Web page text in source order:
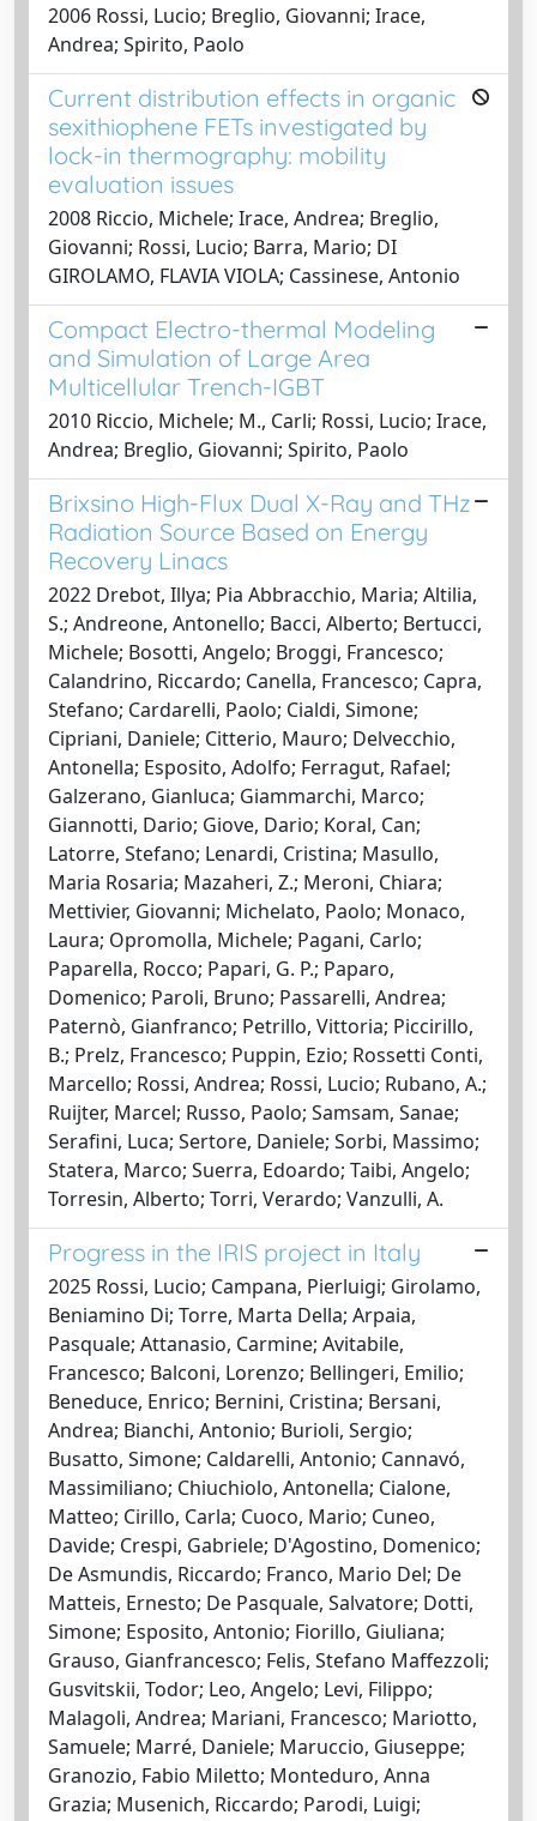
2006 Rossi, Lucio; Breglio, Giovanni; Irace,
Andrea; Spirito, Paolo
Current distribution effects in organic
sexithiophene FETs investigated by
lock-in thermography: mobility
evaluation issues
2008 Riccio, Michele; Irace, Andrea; Breglio,
Giovanni; Rossi, Lucio; Barra, Mario; DI
GIROLAMO, FLAVIA VIOLA; Cassinese, Antonio
Compact Electro-thermal Modeling
and Simulation of Large Area
Multicellular Trench-IGBT
2010 Riccio, Michele; M., Carli; Rossi, Lucio; Irace,
Andrea; Breglio, Giovanni; Spirito, Paolo
Brixsino High-Flux Dual X-Ray and THz
Radiation Source Based on Energy
Recovery Linacs
2022 Drebot, Illya; Pia Abbracchio, Maria; Altilia,
S.; Andreone, Antonello; Bacci, Alberto; Bertucci,
Michele; Bosotti, Angelo; Broggi, Francesco;
Calandrino, Riccardo; Canella, Francesco; Capra,
Stefano; Cardarelli, Paolo; Cialdi, Simone;
Cipriani, Daniele; Citterio, Mauro; Delvecchio,
Antonella; Esposito, Adolfo; Ferragut, Rafael;
Galzerano, Gianluca; Giammarchi, Marco;
Giannotti, Dario; Giove, Dario; Koral, Can;
Latorre, Stefano; Lenardi, Cristina; Masullo,
Maria Rosaria; Mazaheri, Z.; Meroni, Chiara;
Mettivier, Giovanni; Michelato, Paolo; Monaco,
Laura; Opromolla, Michele; Pagani, Carlo;
Paparella, Rocco; Papari, G. P.; Paparo,
Domenico; Paroli, Bruno; Passarelli, Andrea;
Paternò, Gianfranco; Petrillo, Vittoria; Piccirillo,
B.; Prelz, Francesco; Puppin, Ezio; Rossetti Conti,
Marcello; Rossi, Andrea; Rossi, Lucio; Rubano, A.;
Ruijter, Marcel; Russo, Paolo; Samsam, Sanae;
Serafini, Luca; Sertore, Daniele; Sorbi, Massimo;
Statera, Marco; Suerra, Edoardo; Taibi, Angelo;
Torresin, Alberto; Torri, Verardo; Vanzulli, A.
Progress in the IRIS project in Italy
2025 Rossi, Lucio; Campana, Pierluigi; Girolamo,
Beniamino Di; Torre, Marta Della; Arpaia,
Pasquale; Attanasio, Carmine; Avitabile,
Francesco; Balconi, Lorenzo; Bellingeri, Emilio;
Beneduce, Enrico; Bernini, Cristina; Bersani,
Andrea; Bianchi, Antonio; Burioli, Sergio;
Busatto, Simone; Caldarelli, Antonio; Cannavó,
Massimiliano; Chiuchiolo, Antonella; Cialone,
Matteo; Cirillo, Carla; Cuoco, Mario; Cuneo,
Davide; Crespi, Gabriele; D'Agostino, Domenico;
De Asmundis, Riccardo; Franco, Mario Del; De
Matteis, Ernesto; De Pasquale, Salvatore; Dotti,
Simone; Esposito, Antonio; Fiorillo, Giuliana;
Grauso, Gianfrancesco; Felis, Stefano Maffezzoli;
Gusvitskii, Todor; Leo, Angelo; Levi, Filippo;
Malagoli, Andrea; Mariani, Francesco; Mariotto,
Samuele; Marré, Daniele; Maruccio, Giuseppe;
Granozio, Fabio Miletto; Monteduro, Anna
Grazia; Musenich, Riccardo; Parodi, Luigi;